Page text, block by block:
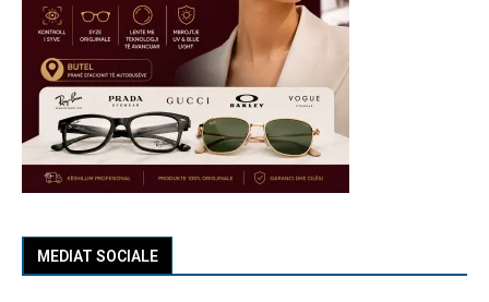
MEDIAT SOCIALE